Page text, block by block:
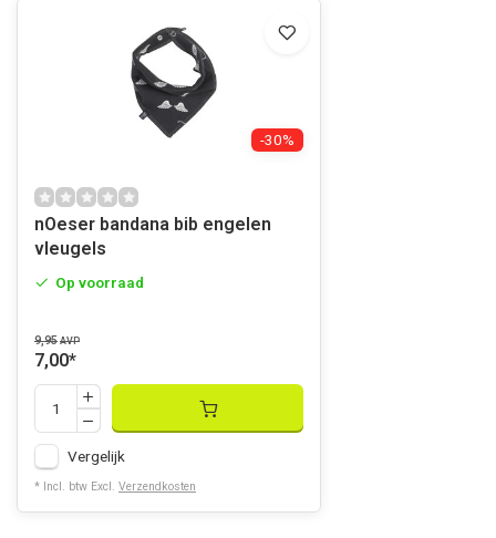
-30%
nOeser bandana bib engelen
vleugels
Op voorraad
9,95 AVP
7,00*
Vergelijk
* Incl. btw Excl. Verzendkosten